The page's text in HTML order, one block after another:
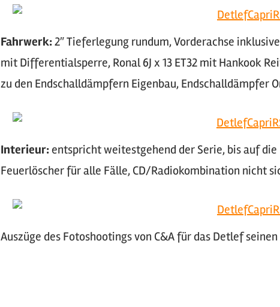
Fahrwerk:2″ Tieferlegung rundum, Vorderachse
mit Differentialsperre, Ronal 6J x 13 ET32 mit Hankook
zu den Endschalldämpfern Eigenbau, Endschalldämpfer
Interieur: entspricht weitestgehend der Serie, bis auf die
Feuerlöscher für alle Fälle, CD/Radiokombination nicht
Auszüge des Fotoshootings von C&A für das Detlef